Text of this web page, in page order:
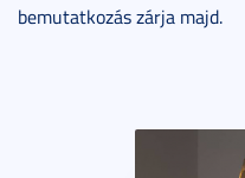
bemutatkozás zárja majd.